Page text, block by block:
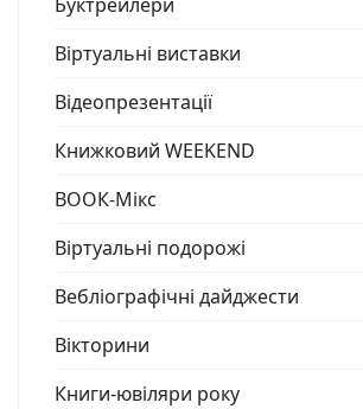
Віртуальні виставки
Відеопрезентації
Книжковий WEEKEND
ВООК-Мікс
Віртуальні подорожі
Вебліографічні дайджести
Вікторини
Книги-ювіляри року